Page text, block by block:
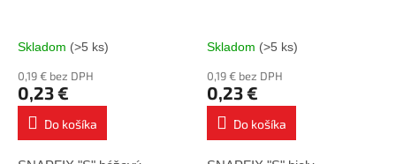
Skladom (>5 ks)
0,19 € bez DPH
0,23 €
Do košíka
Skladom (>5 ks)
0,19 € bez DPH
0,23 €
Do košíka